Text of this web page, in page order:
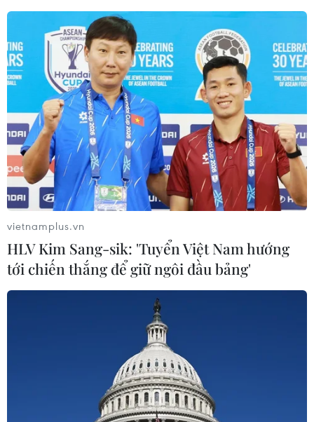
vietnamplus.vn
HLV Kim Sang-sik: 'Tuyển Việt Nam hướng
tới chiến thắng để giữ ngôi đầu bảng'